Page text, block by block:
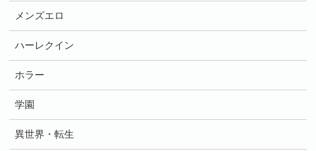
メンズエロ
ハーレクイン
ホラー
学園
異世界・転生